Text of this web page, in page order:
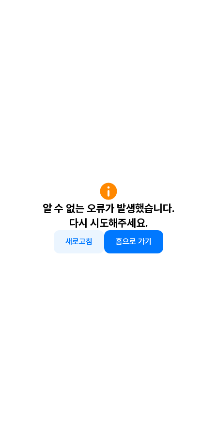
알 수 없는 오류가 발생했습니다.
다시 시도해주세요.
새로고침 홈으로 가기